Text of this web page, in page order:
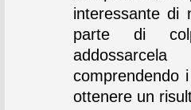
interessante di
parte di
comprendendo
ottenere un